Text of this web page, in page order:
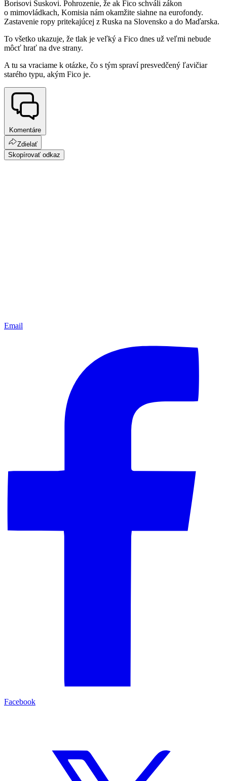
Borisovi Suskovi. Pohrozenie, že ak Fico schváli zákon
o mimovládkach, Komisia nám okamžite siahne na eurofondy.
Zastavenie ropy pritekajúcej z Ruska na Slovensko a do Maďarska.
To všetko ukazuje, že tlak je veľký a Fico dnes už veľmi nebude
môcť hrať na dve strany.
A tu sa vraciame k otázke, čo s tým spraví presvedčený ľavičiar
starého typu, akým Fico je.
Komentáre
Zdielať
Skopírovať odkaz
Email
Facebook